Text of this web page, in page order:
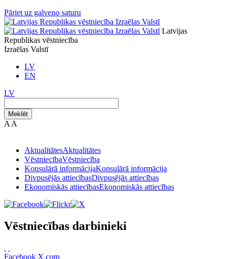
Pāriet uz galveno saturu
Latvijas
Republikas vēstniecība
Izraēlas Valstī
LV
EN
LV
Meklēt
A A
AktualitātesAktualitātes
VēstniecībaVēstniecība
Konsulārā informācijaKonsulārā informācija
Divpusējās attiecībasDivpusējās attiecības
Ekonomiskās attiecībasEkonomiskās attiecības
Vēstniecības darbinieki
Facebook X.com